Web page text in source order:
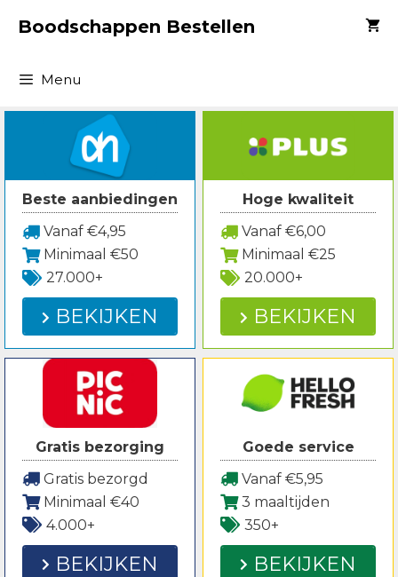
naarBoodschappen Bestellen
Menu
Beste aanbiedingen
Vanaf €4,95
Minimaal €50
27.000+
BEKIJKEN
Hoge kwaliteit
Vanaf €6,00
Minimaal €25
20.000+
BEKIJKEN
Gratis bezorging
Gratis bezorgd
Minimaal €40
4.000+
BEKIJKEN
Goede service
Vanaf €5,95
3 maaltijden
350+
BEKIJKEN